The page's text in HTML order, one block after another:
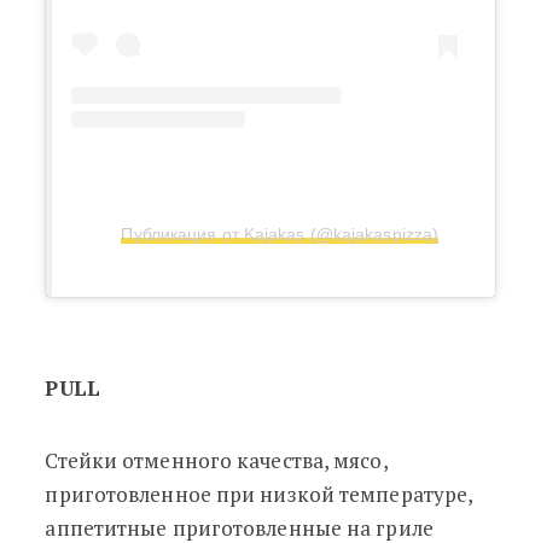
Публикация от Kajakas (@kajakaspizza)
PULL
Стейки отменного качества, мясо,
приготовленное при низкой температуре,
аппетитные приготовленные на гриле